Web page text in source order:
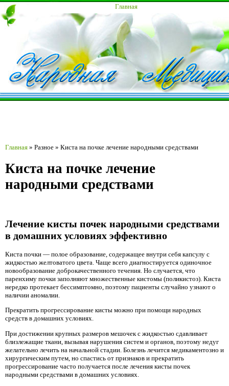
Главная
Главная » Разное » Киста на почке лечение народными средствами
Киста на почке лечение
народными средствами
Лечение кисты почек народными средствами
в домашних условиях эффективно
Киста почки — полое образование, содержащее внутри себя капсулу с
жидкостью желтоватого цвета. Чаще всего диагностируется одиночное
новообразование доброкачественного течения. Но случается, что
паренхиму почки заполняют множественные кистомы (поликистоз). Киста
нередко протекает бессимптомно, поэтому пациенты случайно узнают о
наличии аномалии.
Прекратить прогрессирование кисты можно при помощи народных
средств в домашних условиях.
При достижении крупных размеров мешочек с жидкостью сдавливает
близлежащие ткани, вызывая нарушения систем и органов, поэтому недуг
желательно лечить на начальной стадии. Болезнь лечится медикаментозно и
хирургическим путем, но спастись от признаков и прекратить
прогрессирование часто получается после лечения кисты почек
народными средствами в домашних условиях.